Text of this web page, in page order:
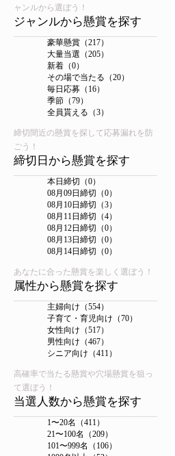
ャンルから選ぼう！
ジャンルから懸賞を探す
豪華懸賞（217）
大量当選（205）
新着（0）
その場で当たる（20）
毎日応募（16）
季節（79）
全員貰える（3）
締切間近の懸賞を探して応募漏れを防
ごう！
締切日から懸賞を探す
本日締切（0）
08月09日締切（0）
08月10日締切（3）
08月11日締切（4）
08月12日締切（0）
08月13日締切（0）
08月14日締切（0）
あなたに合った懸賞を楽しく選ぼう！
属性から懸賞を探す
主婦向け（554）
子育て・育児向け（70）
女性向け（517）
男性向け（467）
シニア向け（411）
高確率で当たる懸賞や穴場懸賞を狙っ
て選ぼう！
当選人数から懸賞を探す
1〜20名（411）
21〜100名（209）
101〜999名（106）